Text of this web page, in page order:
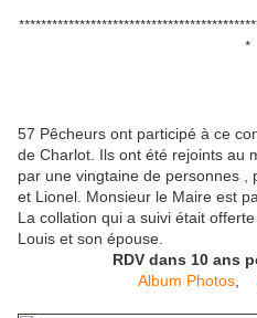
*
57 Pêcheurs ont participé à ce
de Charlot. Ils ont été rejoints au
par une vingtaine de personnes ,
et Lionel. Monsieur le Maire est
La collation qui a suivi était
Louis et son épouse.
RDV dans 10 ans
Album Photos,